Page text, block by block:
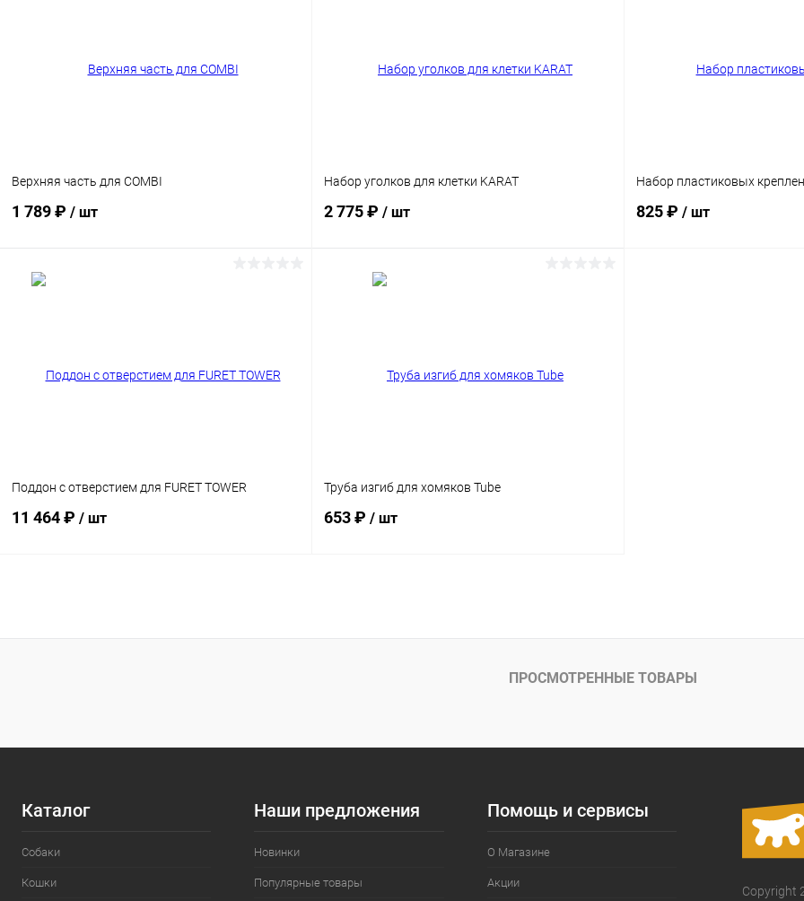
Верхняя часть для COMBI
1 789 ₽ / шт
Набор уголков для клетки KARAT
2 775 ₽ / шт
Набор пластиковых
825 ₽ / шт
Поддон с отверстием для FURET TOWER
11 464 ₽ / шт
Сравнение
Труба изгиб для хомяков Tube
653 ₽ / шт
Сравнение
ПРОСМОТРЕННЫЕ ТОВАРЫ
Каталог
Собаки
Кошки
Наши предложения
Новинки
Популярные товары
Помощь и сервисы
О Магазине
Акции
Copyright